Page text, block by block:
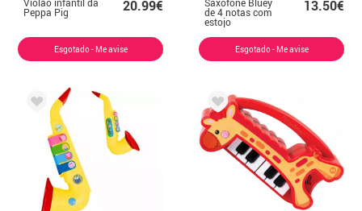
Peppa Pig 20.99€
Esgotado - Me avise
de 4 notas com
estojo
13.50€
Esgotado - Me avise